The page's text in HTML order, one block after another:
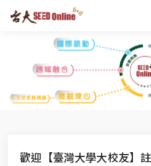
歡迎【臺灣大學大校友】